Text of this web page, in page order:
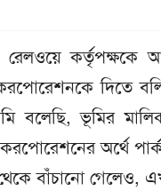
কর্তৃপক্ষকে
করপোরেশনকে দিতে
বলেছি, ভূমির
অর্থে
বাঁচানো গেলেও,